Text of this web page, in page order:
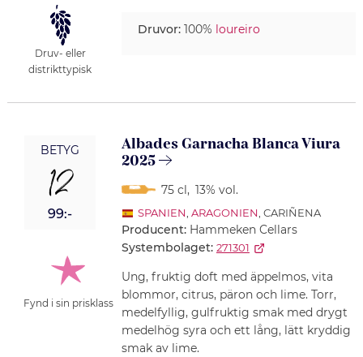
Druv- eller
distrikttypisk
Druvor:100% loureiro
BETYG
12
99:-
Fynd i sin prisklass
Albades Garnacha Blanca Viura
2025
75 cl, 13% vol.
SPANIEN, ARAGONIEN, CARIÑENA
Producent: Hammeken Cellars
Systembolaget: 271301
Ung, fruktig doft med äppelmos, vita
blommor, citrus, päron och lime. Torr,
medelfyllig, gulfruktig smak med drygt
medelhög syra och ett lång, lätt kryddig
smak av lime.